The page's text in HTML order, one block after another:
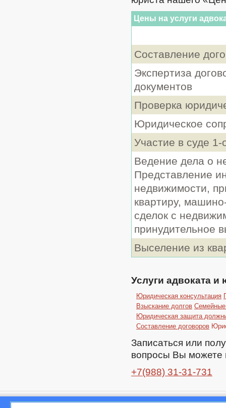
Цены на услуги
Составление
Экспертиза
документов
Проверка
Юридическое
Участие в суде
Ведение дела о
Представление
недвижимости,
квартиру,
сделок с
принудительное
Выселение из
Услуги адвоката и
Юридическая консультация
Взыскание долгов
Юридическая защита
Составление договоров
Записаться или
вопросы Вы можете
+7(988) 31-31-731